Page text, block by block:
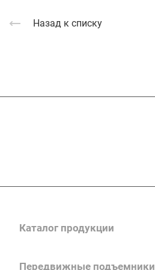
Назад к списку
Каталог продукции
Передвижные подъемники